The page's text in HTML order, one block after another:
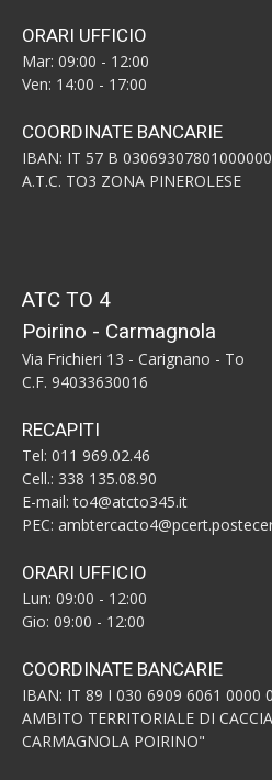
ORARI UFFICIO
Mar: 09:00 - 12:00
Ven: 14:00 - 17:00
COORDINATE BANCARIE
IBAN: IT 57 B
A.T.C. TO3 ZONA PINEROLESE
ATC TO 4
Poirino - Carmagnola
Via Frichieri 13 - Carignano - To
C.F. 94033630016
RECAPITI
Tel: 011 969.02.46
Cell.: 338 135.08.90
E-mail: to4@atcto345.it
PEC:
ORARI UFFICIO
Lun: 09:00 - 12:00
Gio: 09:00 - 12:00
COORDINATE BANCARIE
IBAN: IT 89 I 030 6909 6061 0000
AMBITO TERRITORIALE DI
CARMAGNOLA POIRINO"